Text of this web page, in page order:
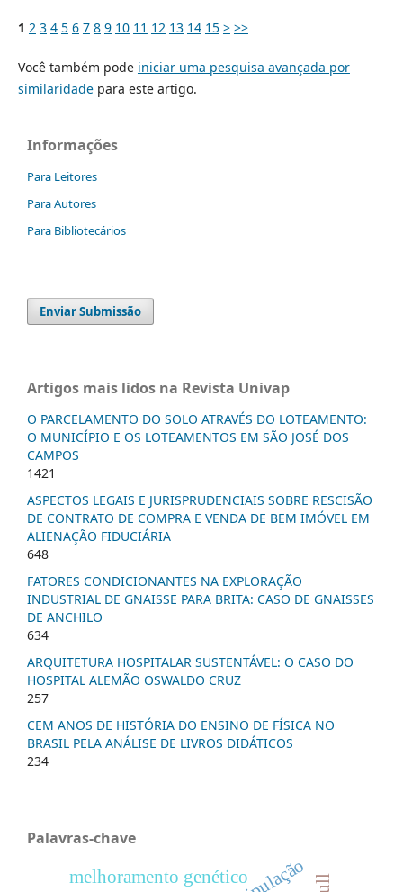
1 2 3 4 5 6 7 8 9 10 11 12 13 14 15 > >>
Você também pode iniciar uma pesquisa avançada por
similaridadepara este artigo.
Informações
Para Leitores
Para Autores
Para Bibliotecários
Enviar Submissão
Artigos mais lidos na Revista Univap
O PARCELAMENTO DO SOLO ATRAVÉS DO LOTEAMENTO:
O MUNICÍPIO E OS LOTEAMENTOS EM SÃO JOSÉ DOS
CAMPOS
1421
ASPECTOS LEGAIS E JURISPRUDENCIAIS SOBRE RESCISÃO
DE CONTRATO DE COMPRA E VENDA DE BEM IMÓVEL EM
ALIENAÇÃO FIDUCIÁRIA
648
FATORES CONDICIONANTES NA EXPLORAÇÃO
INDUSTRIAL DE GNAISSE PARA BRITA: CASO DE GNAISSES
DE ANCHILO
634
ARQUITETURA HOSPITALAR SUSTENTÁVEL: O CASO DO
HOSPITAL ALEMÃO OSWALDO CRUZ
257
CEM ANOS DE HISTÓRIA DO ENSINO DE FÍSICA NO
BRASIL PELA ANÁLISE DE LIVROS DIDÁTICOS
234
Palavras-chave
melhoramento genético